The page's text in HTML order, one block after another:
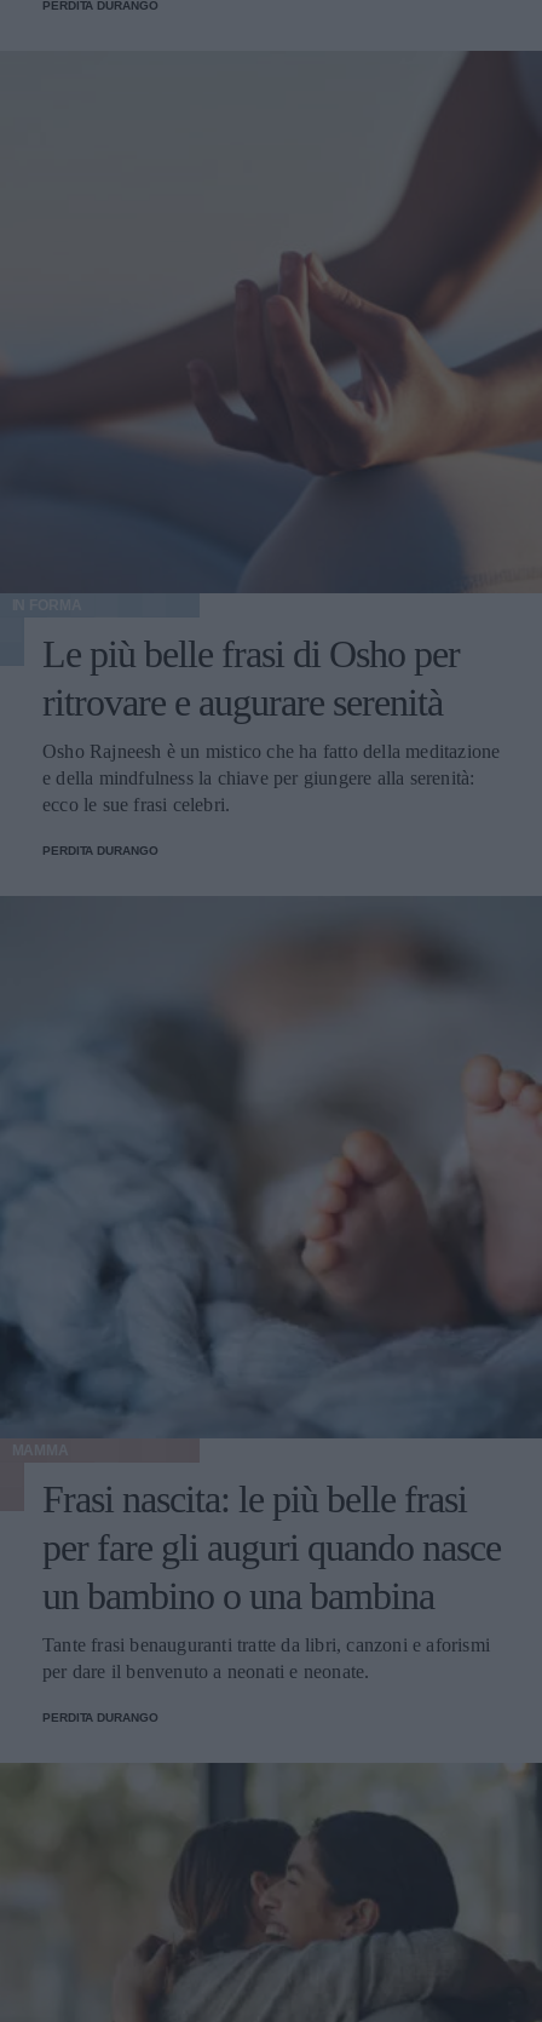
PERDITA DURANGO
Le più belle frasi di Osho per
ritrovare e augurare serenità
Osho Rajneesh è un mistico che ha fatto della meditazione
e della mindfulness la chiave per giungere alla serenità:
ecco le sue frasi celebri.
PERDITA DURANGO
Frasi nascita: le più belle frasi
per fare gli auguri quando nasce
un bambino o una bambina
Tante frasi benauguranti tratte da libri, canzoni e aforismi
per dare il benvenuto a neonati e neonate.
PERDITA DURANGO